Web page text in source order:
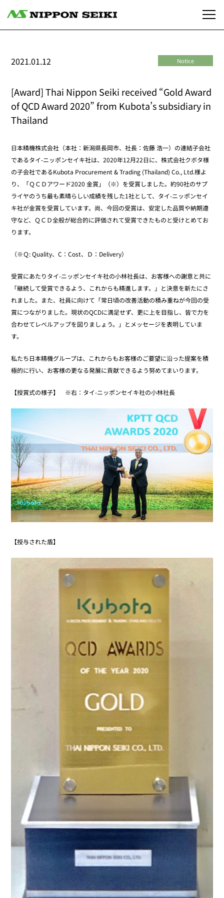
Notice
2021.01.12
[Award] Thai Nippon Seiki received “Gold Award
of QCD Award 2020” from Kubota’s subsidiary in
Thailand
日本精機株式会社（本社：新潟県長岡市、社長：佐藤 浩一）の連結子会社
であるタイ-ニッポンセイキ社は、2020年12月22日に、株式会社クボタ様
の子会社であるKubota Procurement & Trading (Thailand) Co., Ltd.様よ
り、「ＱＣＤアワード2020 金賞」（※）を受賞しました。約90社のサプ
ライヤのうち最も素晴らしい成績を残した1社として、タイ-ニッポンセイ
キ社が金賞を受賞しています。尚、今回の受賞は、安定した品質や納期遵
守など、ＱＣＤ全般が総合的に評価されて受賞できたものと受けとめてお
ります。
（※Ｑ: Quality、C：Cost、Ｄ：Delivery）
受賞にあたりタイ-ニッポンセイキ社の小林社長は、お客様への謝意と共に
「継続して受賞できるよう、これからも精進します。」と決意を新たにさ
れました。また、社員に向けて「常日頃の改善活動の積み重ねが今回の受
賞につながりました。現状のQCDに満足せず、更に上を目指し、皆で力を
合わせてレベルアップを図りましょう。」とメッセージを表明していま
す。
私たち日本精機グループは、これからもお客様のご要望に沿った提案を積
極的に行い、お客様の更なる発展に貢献できるよう努めてまいります。
【授賞式の様子】 ※右：タイ-ニッポンセイキ社の小林社長
【授与された盾】